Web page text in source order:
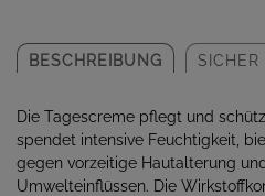
BESCHREIBUNG SICHER
Die Tagescreme pflegt und
spendet intensive Feuchtigkeit,
gegen vorzeitige Hautalterung
Umwelteinflüssen. Die